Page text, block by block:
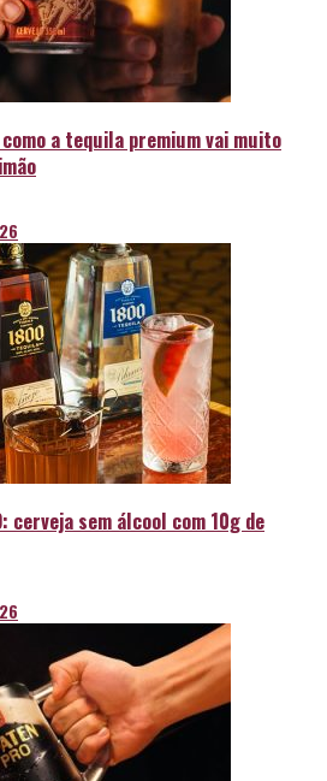
a tequila premium vai muito
cerveja sem álcool com 10g de